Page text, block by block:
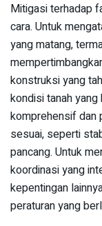
Mitigasi terhadap
cara. Untuk
yang matang,
konstruksi yang
kondisi tanah
komprehensif dan
sesuai, seperti
pancang. Untuk
koordinasi yang
kepentingan
peraturan yang